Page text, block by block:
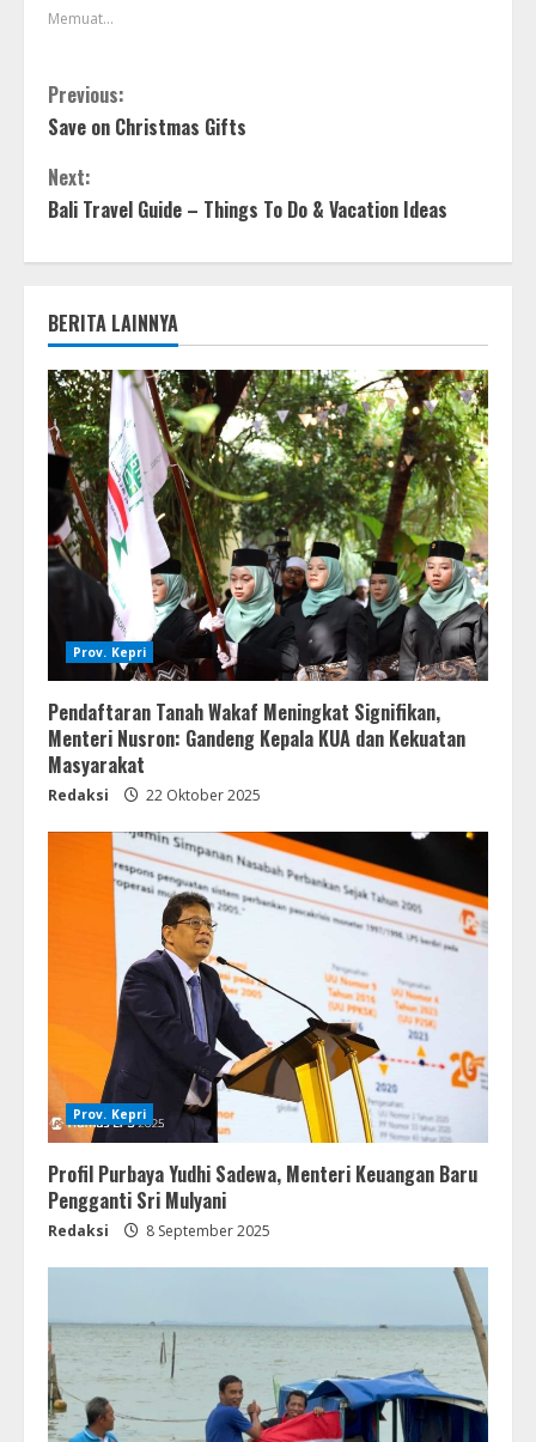
Memuat...
Previous:
Save on Christmas Gifts
Next:
Bali Travel Guide – Things To Do & Vacation Ideas
BERITA LAINNYA
Prov. Kepri
Pendaftaran Tanah Wakaf Meningkat Signifikan,
Menteri Nusron: Gandeng Kepala KUA dan Kekuatan
Masyarakat
Redaksi 22 Oktober 2025
Prov. Kepri
Profil Purbaya Yudhi Sadewa, Menteri Keuangan Baru
Pengganti Sri Mulyani
Redaksi 8 September 2025